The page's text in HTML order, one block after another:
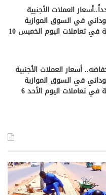
العملات الأجنبية
في السوق الموازية
والبنوك السودانية في تعاملات اليوم الخميس 10
أسعار العملات الأجنبية
في السوق الموازية
والبنوك السودانية في تعاملات اليوم الأحد 6